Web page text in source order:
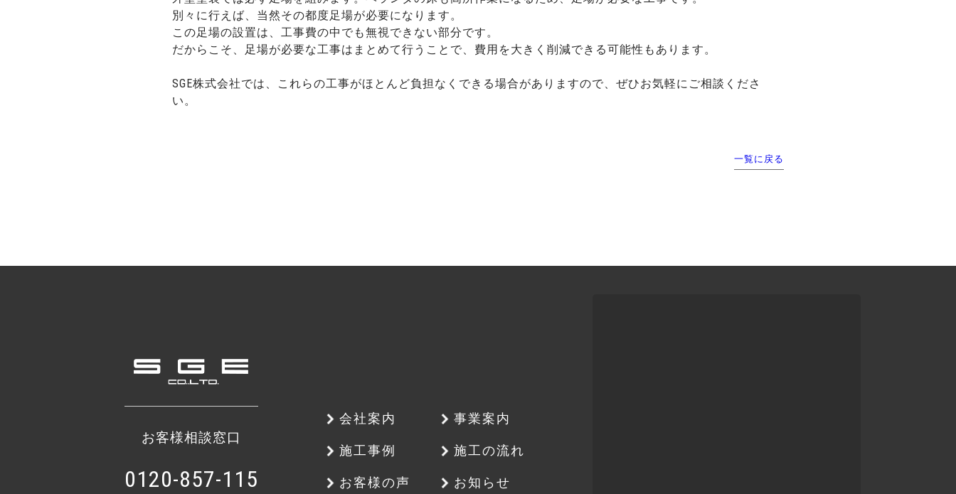
別々に行えば、当然その都度足場が必要になります。
この足場の設置は、工事費の中でも無視できない部分です。
だからこそ、足場が必要な工事はまとめて行うことで、費用を大きく削減できる可能性もあります。
SGE株式会社では、これらの工事がほとんど負担なくできる場合がありますので、ぜひお気軽にご相談くださ
い。
一覧に戻る
お客様相談窓口
0120-857-115
会社案内 事業案内
施工事例 施工の流れ
お客様の声 お知らせ